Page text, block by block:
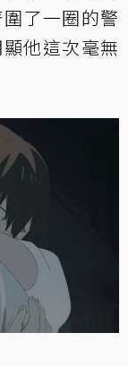
了一圈的警
他這次毫無